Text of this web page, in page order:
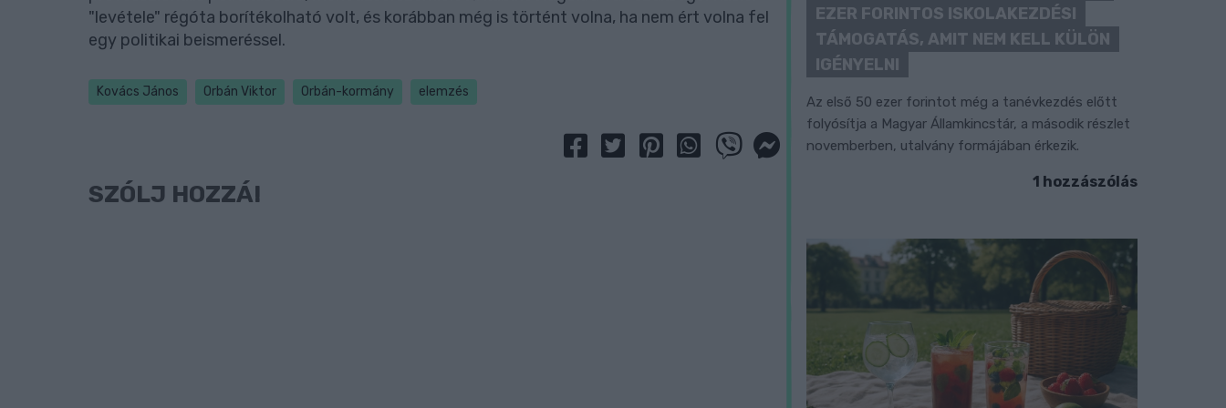
"levétele" régóta borítékolható volt, és korábban még is történt volna, ha nem ért volna fel
egy politikai beismeréssel.
Kovács János Orbán Viktor Orbán-kormány elemzés
SZÓLJ HOZZÁ!
EZER FORINTOS ISKOLAKEZDÉSI
TÁMOGATÁS, AMIT NEM KELL KÜLÖN
IGÉNYELNI
Az első 50 ezer forintot még a tanévkezdés előtt
folyósítja a Magyar Államkincstár, a második részlet
novemberben, utalvány formájában érkezik.
1 hozzászólás